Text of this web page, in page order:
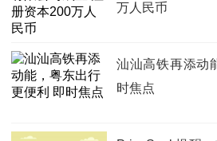
万人民币
汕汕高铁再添动
时焦点